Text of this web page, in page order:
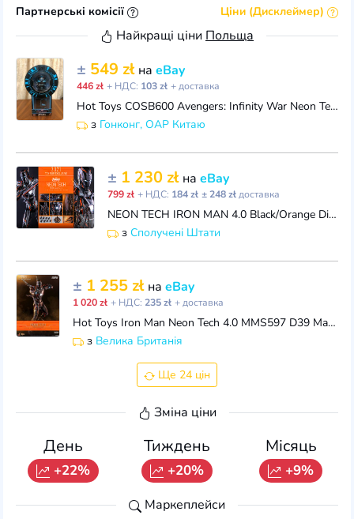
Партнерські комісії Ціни (Дисклеймер)
Найкращі ціни Польща
± 549 zł на eBay
446 zł + НДС: 103 zł + доставка
Hot Toys COSB600 Avengers: Infinity War Neon Tech Iron Man 1.0 (S) Bobble-head
з Гонконг, ОАР Китаю
± 1 230 zł на eBay
799 zł + НДС: 184 zł ± 248 złдоставка
NEON TECH IRON MAN 4.0 Black/Orange Diecast figure by Hot Toys MMS597 SIDESHOW
з Сполучені Штати
± 1 255 zł наeBay
1 020 zł + НДС:235 zł + доставка
Hot Toys Iron Man Neon Tech 4.0 MMS597 D39 Marvel Avengers 1/6 NEW Mark 50 L
з Велика Британія
Ще 24 цін
Зміна ціни
День
+22%
Тиждень
+20%
Місяць
+9%
Маркеплейси